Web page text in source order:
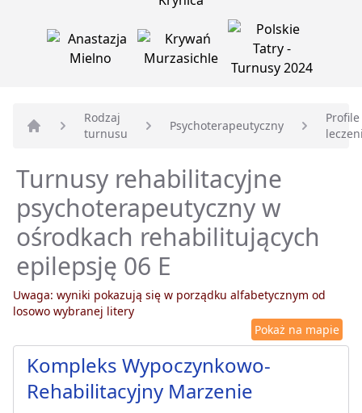
Strona główna
Rodzaj
turnusu
Psychoterapeutyczny
Profile
Turnusy rehabilitacyjne
psychoterapeutyczny w
ośrodkach rehabilitujących
epilepsję 06 E
Uwaga: wyniki pokazują się w porządku alfabetycznym od
losowo wybranej litery
Pokaż na mapie
Kompleks Wypoczynkowo-
Rehabilitacyjny Marzenie